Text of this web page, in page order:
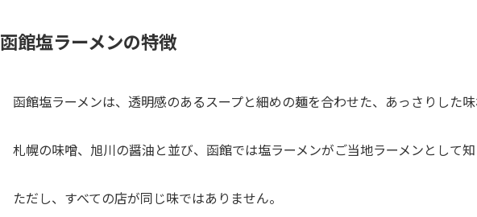
函館塩ラーメンの特徴
函館塩ラーメンは、透明感のあるスープと細めの麺を合わせた、あっさりした
札幌の味噌、旭川の醤油と並び、函館では塩ラーメンがご当地ラーメンとして
ただし、すべての店が同じ味ではありません。